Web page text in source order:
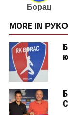
Борац
MORE IN